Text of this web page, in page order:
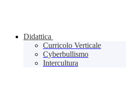
Didattica
Curricolo Verticale
Cyberbullismo
Intercultura